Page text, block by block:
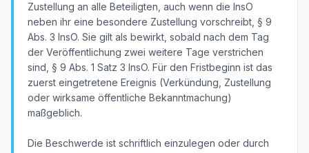
Zustellung an alle Beteiligten, auch wenn die InsO
neben ihr eine besondere Zustellung vorschreibt, § 9
Abs. 3 InsO. Sie gilt als bewirkt, sobald nach dem Tag
der Veröffentlichung zwei weitere Tage verstrichen
sind, § 9 Abs. 1 Satz 3 InsO. Für den Fristbeginn ist das
zuerst eingetretene Ereignis (Verkündung, Zustellung
oder wirksame öffentliche Bekanntmachung)
maßgeblich.
Die Beschwerde ist schriftlich einzulegen oder durch